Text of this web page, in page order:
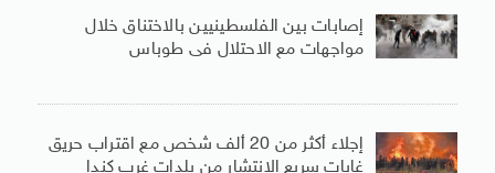
إصابات بين الفلسطينيين بالاختناق خلال
مواجهات مع الاحتلال فى طوباس
إجلاء أكثر من 20 ألف شخص مع اقتراب حريق
غابات سريع الانتشار من بلدات غرب كندا